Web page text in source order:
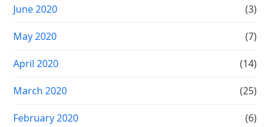
June 2020 (3)
May 2020 (7)
April 2020 (14)
March 2020 (25)
February 2020 (6)